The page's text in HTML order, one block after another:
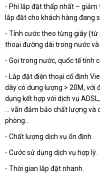
- Phí lắp đặt thấp nhất –
lắp đăt cho khách hàng đang
- Tính cước theo từng giây (từ
thoại đường dài trong nước và
- Gọi trong nước, quốc tế tính
- Lắp đặt điện thoại cố định
dây có dung lượng > 20M, với
dụng kết hợp với dịch vụ
… vẫn đảm bảo chất lượng
phòng…
- Chất lượng dịch vụ ổn định.
- Cước sử dụng dịch vụ hợp lý.
- Thời gian lắp đặt nhanh.